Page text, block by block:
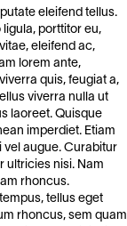
eleifend tellus.
porttitor eu,
eleifend ac,
lorem ante,
quis, feugiat a,
viverra nulla ut
laoreet. Quisque
imperdiet. Etiam
vel augue. Curabitur
ultricies nisi. Nam
rhoncus.
tellus eget
rhoncus, sem quam